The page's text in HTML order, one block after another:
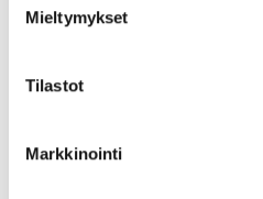
Mieltymykset
Tilastot
Markkinointi
Yaxell Super Gou minisantoku 12,5cm